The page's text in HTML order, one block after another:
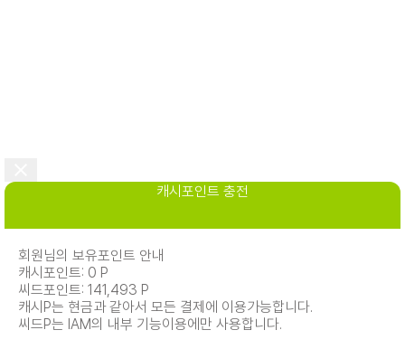
캐시포인트 충전
회원님의 보유포인트 안내
캐시포인트: 0 P
씨드포인트: 141,493 P
캐시P는 현금과 같아서 모든 결제에 이용가능합니다.
씨드P는 IAM의 내부 기능이용에만 사용합니다.